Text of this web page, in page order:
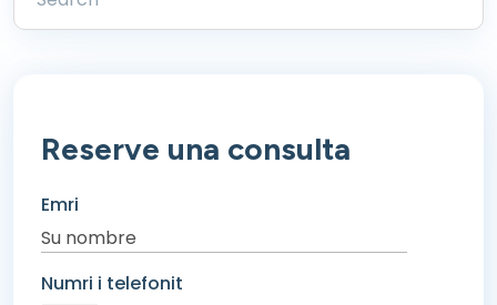
Reserve una consulta
Emri
Numri i telefonit